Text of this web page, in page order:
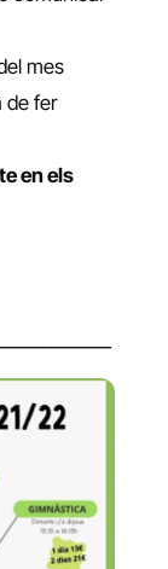
mes
de fer
en els